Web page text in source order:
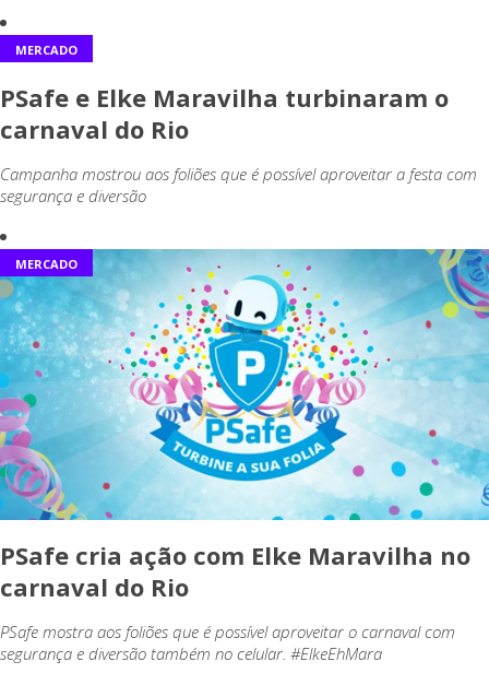
MERCADO
PSafe e Elke Maravilha turbinaram o
carnaval do Rio
Campanha mostrou aos foliões que é possível aproveitar a festa com
segurança e diversão
MERCADO
PSafe cria ação com Elke Maravilha no
carnaval do Rio
PSafe mostra aos foliões que é possível aproveitar o carnaval com
segurança e diversão também no celular. #ElkeEhMara